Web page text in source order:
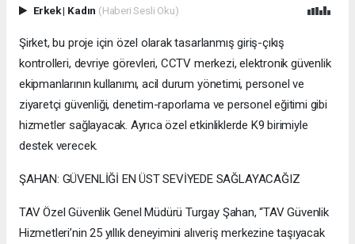
Erkek| Kadın (Haberi Sesli Oku)
Şirket, bu proje için özel olarak tasarlanmış giriş-çıkış
kontrolleri, devriye görevleri, CCTV merkezi, elektronik güvenlik
ekipmanlarının kullanımı, acil durum yönetimi, personel ve
ziyaretçi güvenliği, denetim-raporlama ve personel eğitimi gibi
hizmetler sağlayacak. Ayrıca özel etkinliklerde K9 birimiyle
destek verecek.
ŞAHAN: GÜVENLİĞİ EN ÜST SEVİYEDE SAĞLAYACAĞIZ
TAV Özel Güvenlik Genel Müdürü Turgay Şahan, “TAV Güvenlik
Hizmetleri’nin 25 yıllık deneyimini alıveriş merkezine taşıyacak